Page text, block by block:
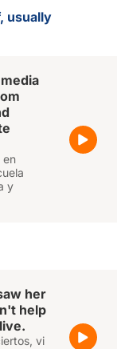
usually
en
y
her
help
vi